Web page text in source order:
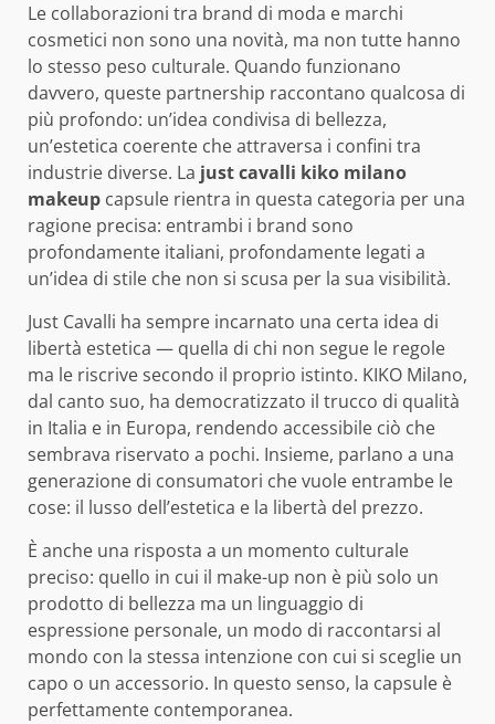
Le collaborazioni tra brand di moda e marchi
cosmetici non sono una novità, ma non tutte hanno
lo stesso peso culturale. Quando funzionano
davvero, queste partnership raccontano qualcosa di
più profondo: un’idea condivisa di bellezza,
un’estetica coerente che attraversa i confini tra
industrie diverse. La just cavalli kiko milano
makeup capsule rientra in questa categoria per una
ragione precisa: entrambi i brand sono
profondamente italiani, profondamente legati a
un’idea di stile che non si scusa per la sua visibilità.
Just Cavalli ha sempre incarnato una certa idea di
libertà estetica — quella di chi non segue le regole
ma le riscrive secondo il proprio istinto. KIKO Milano,
dal canto suo, ha democratizzato il trucco di qualità
in Italia e in Europa, rendendo accessibile ciò che
sembrava riservato a pochi. Insieme, parlano a una
generazione di consumatori che vuole entrambe le
cose: il lusso dell’estetica e la libertà del prezzo.
È anche una risposta a un momento culturale
preciso: quello in cui il make-up non è più solo un
prodotto di bellezza ma un linguaggio di
espressione personale, un modo di raccontarsi al
mondo con la stessa intenzione con cui si sceglie un
capo o un accessorio. In questo senso, la capsule è
perfettamente contemporanea.